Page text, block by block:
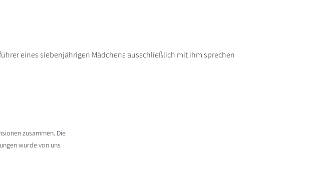
eines siebenjährigen Mädchens ausschließlich mit ihm sprechen
zusammen. Die
wurde von uns